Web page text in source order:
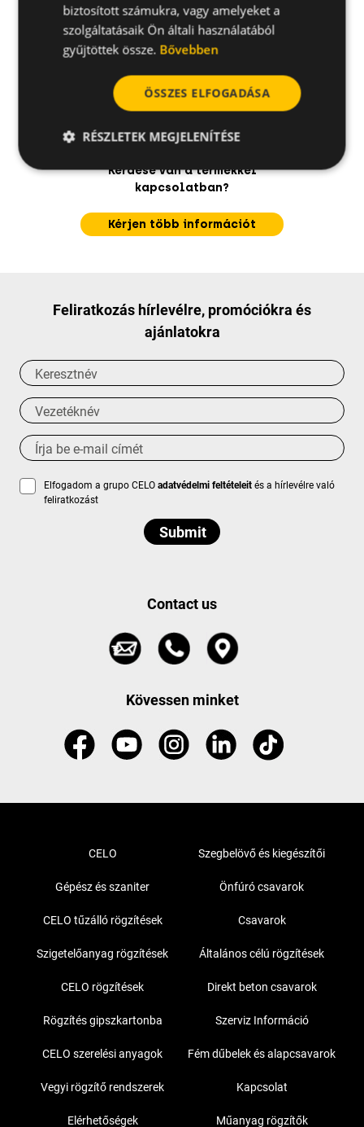
Kérdése van a termékkel
kapcsolatban?
Kérjen több információt
Feliratkozás hírlevélre, promóciókra és
ajánlatokra
Elfogadom a grupo CELOadatvédelmi feltételeit és a hírlevélre való
feliratkozást
Contact us
Kövessen minket
CELO Szegbelövő és kiegészítői
Gépész és szaniter Önfúró csavarok
CELO tűzálló rögzítések Csavarok
Szigetelőanyag rögzítések Általános célú rögzítések
CELO rögzítések Direkt beton csavarok
Rögzítés gipszkartonba Szerviz Információ
CELO szerelési anyagok Fém dűbelek és alapcsavarok
Vegyi rögzítő rendszerek Kapcsolat
Elérhetőségek Műanyag rögzítők
biztosított számukra, vagy amelyeket a
szolgáltatásaik Ön általi használatából
gyűjtöttek össze. Bővebben
ÖSSZES ELFOGADÁSA
RÉSZLETEK MEGJELENÍTÉSE